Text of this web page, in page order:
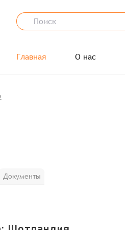
Главная О нас
Документы